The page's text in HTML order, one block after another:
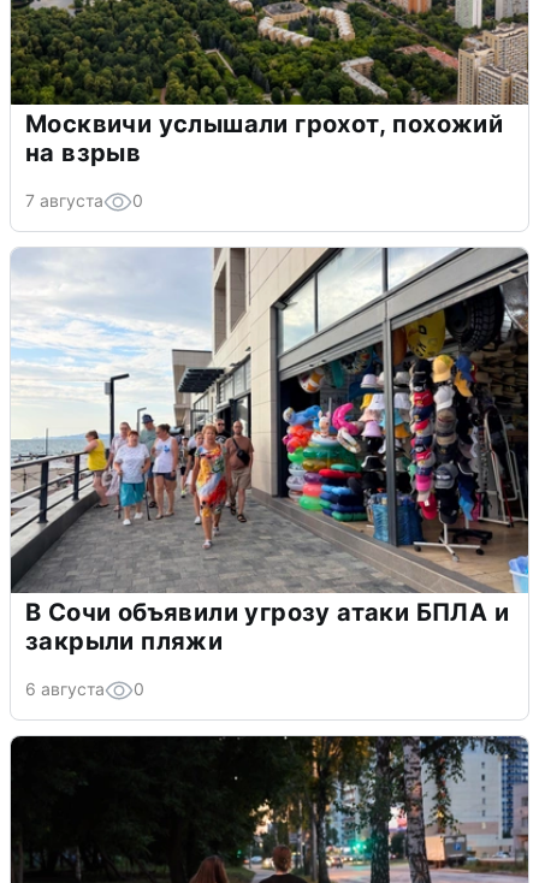
Москвичи услышали грохот, похожий
на взрыв
7 августа 0
В Сочи объявили угрозу атаки БПЛА и
закрыли пляжи
6 августа 0